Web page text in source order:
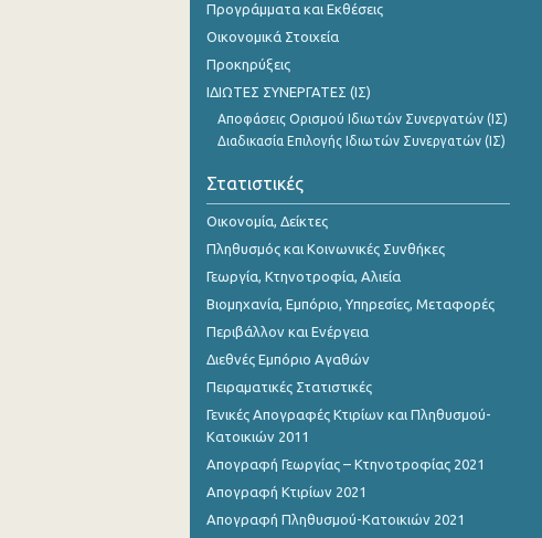
Προγράμματα και Εκθέσεις
Οικονομικά Στοιχεία
Προκηρύξεις
ΙΔΙΩΤΕΣ ΣΥΝΕΡΓΑΤΕΣ (ΙΣ)
Αποφάσεις Ορισμού Ιδιωτών Συνεργατών (ΙΣ)
Διαδικασία Επιλογής Ιδιωτών Συνεργατών (ΙΣ)
Στατιστικές
Οικονομία, Δείκτες
Πληθυσμός και Κοινωνικές Συνθήκες
Γεωργία, Κτηνοτροφία, Αλιεία
Βιομηχανία, Εμπόριο, Υπηρεσίες, Μεταφορές
Περιβάλλον και Ενέργεια
Διεθνές Εμπόριο Αγαθών
Πειραματικές Στατιστικές
Γενικές Απογραφές Κτιρίων και Πληθυσμού-
Κατοικιών 2011
Απογραφή Γεωργίας – Κτηνοτροφίας 2021
Απογραφή Κτιρίων 2021
Απογραφή Πληθυσμού-Κατοικιών 2021